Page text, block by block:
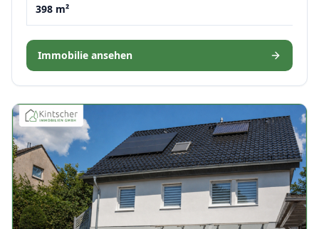
398 m²
Immobilie ansehen